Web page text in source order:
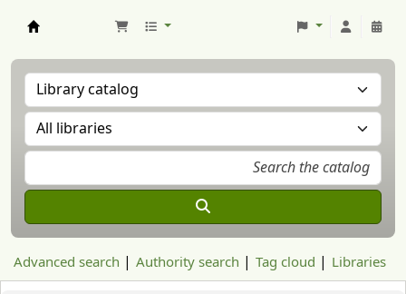
Advanced search Authority search Tag cloud Libraries